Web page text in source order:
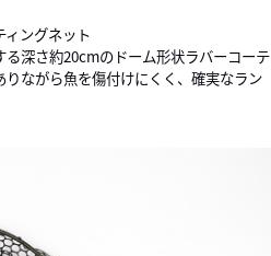
ィングネット
る深さ約20cmのドーム形状ラバーコーテ
りながら魚を傷付けにくく、確実なラン